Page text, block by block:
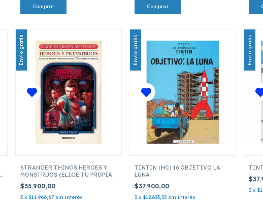
Envío gratis
STRANGER THINGS HEROES Y
MONSTRUOS (ELIGE TU PROPIA
$35.900,00
3 x $11.966,67 sin interés
Envío gratis
TINTIN (HC) 16 OBJETIVO LA
LUNA
$37.900,00
3 x $12.633,33 sin interés
Envío gratis
3 x